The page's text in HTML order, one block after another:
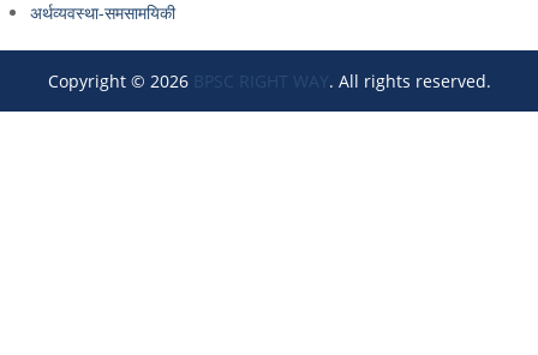
अर्थव्यवस्था-समसामयिकी
Copyright © 2026 BPSC RIGHT WAY . All rights reserved.